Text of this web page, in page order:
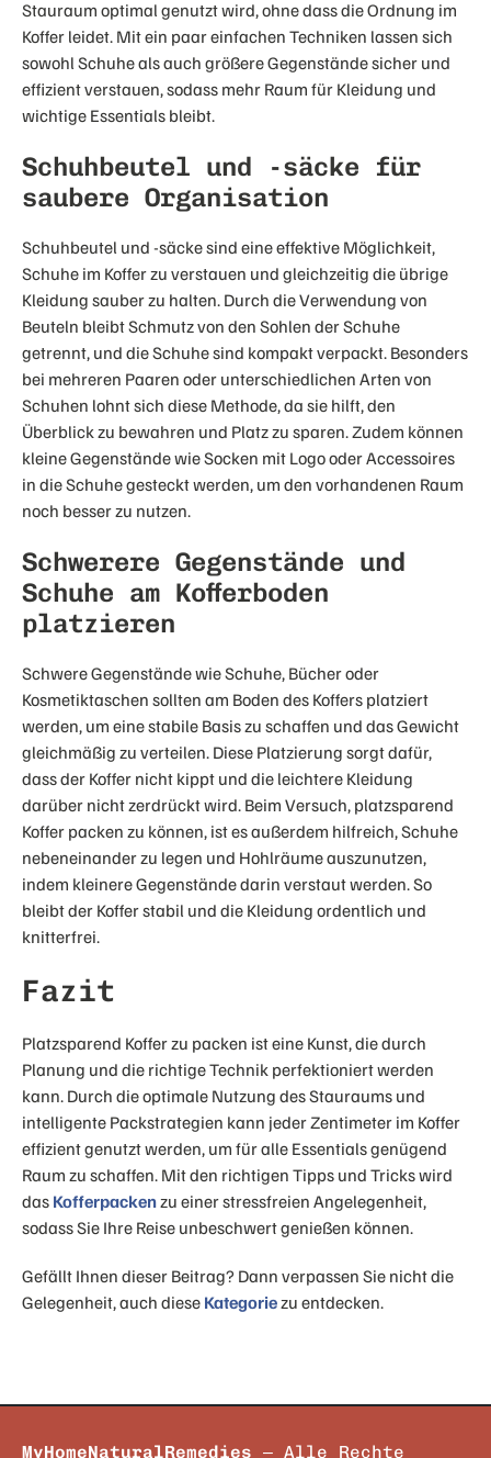
Stauraum optimal genutzt wird, ohne dass die Ordnung im
Koffer leidet. Mit ein paar einfachen Techniken lassen sich
sowohl Schuhe als auch größere Gegenstände sicher und
effizient verstauen, sodass mehr Raum für Kleidung und
wichtige Essentials bleibt.
Schuhbeutel und -säcke für
saubere Organisation
Schuhbeutel und -säcke sind eine effektive Möglichkeit,
Schuhe im Koffer zu verstauen und gleichzeitig die übrige
Kleidung sauber zu halten. Durch die Verwendung von
Beuteln bleibt Schmutz von den Sohlen der Schuhe
getrennt, und die Schuhe sind kompakt verpackt. Besonders
bei mehreren Paaren oder unterschiedlichen Arten von
Schuhen lohnt sich diese Methode, da sie hilft, den
Überblick zu bewahren und Platz zu sparen. Zudem können
kleine Gegenstände wie Socken mit Logo oder Accessoires
in die Schuhe gesteckt werden, um den vorhandenen Raum
noch besser zu nutzen.
Schwerere Gegenstände und
Schuhe am Kofferboden
platzieren
Schwere Gegenstände wie Schuhe, Bücher oder
Kosmetiktaschen sollten am Boden des Koffers platziert
werden, um eine stabile Basis zu schaffen und das Gewicht
gleichmäßig zu verteilen. Diese Platzierung sorgt dafür,
dass der Koffer nicht kippt und die leichtere Kleidung
darüber nicht zerdrückt wird. Beim Versuch, platzsparend
Koffer packen zu können, ist es außerdem hilfreich, Schuhe
nebeneinander zu legen und Hohlräume auszunutzen,
indem kleinere Gegenstände darin verstaut werden. So
bleibt der Koffer stabil und die Kleidung ordentlich und
knitterfrei.
Fazit
Platzsparend Koffer zu packen ist eine Kunst, die durch
Planung und die richtige Technik perfektioniert werden
kann. Durch die optimale Nutzung des Stauraums und
intelligente Packstrategien kann jeder Zentimeter im Koffer
effizient genutzt werden, um für alle Essentials genügend
Raum zu schaffen. Mit den richtigen Tipps und Tricks wird
das Kofferpackenzu einer stressfreien Angelegenheit,
sodass Sie Ihre Reise unbeschwert genießen können.
Gefällt Ihnen dieser Beitrag? Dann verpassen Sie nicht die
Gelegenheit, auch diese Kategoriezu entdecken.
MyHomeNaturalRemedies – Alle Rechte